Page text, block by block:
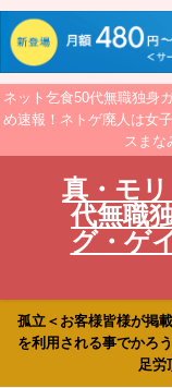
ネット乞食50代無職独身
め速報！ネトゲ廃人は女
スまな
真・モ
代無職
グ・ゲ
孤立＜お客様皆様が掲
を利用される事でかろ
足労